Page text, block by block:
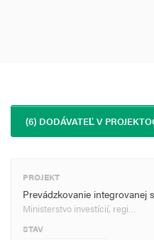
(6) DODÁVATEĽ V
PROJEKT
Prevádzkovanie
Ministerstvo investícií, regi…
STAV